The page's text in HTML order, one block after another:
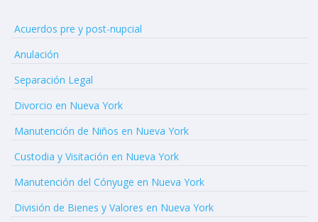
Acuerdos pre y post-nupcial
Anulación
Separación Legal
Divorcio en Nueva York
Manutención de Niños en Nueva York
Custodia y Visitación en Nueva York
Manutención del Cónyuge en Nueva York
División de Bienes y Valores en Nueva York